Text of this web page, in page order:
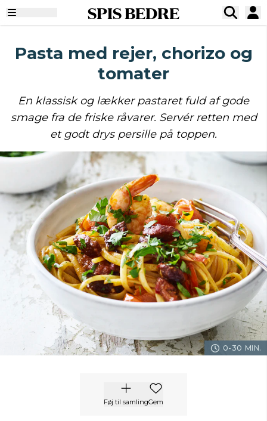
SPIS BEDRE
Pasta med rejer, chorizo og
tomater
En klassisk og lækker pastaret fuld af gode
smage fra de friske råvarer. Servér retten med
et godt drys persille på toppen.
0-30 MIN.
Føj til samlingGem